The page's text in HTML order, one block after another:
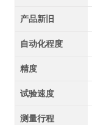
产品新旧
自动化程度
精度
试验速度
测量行程